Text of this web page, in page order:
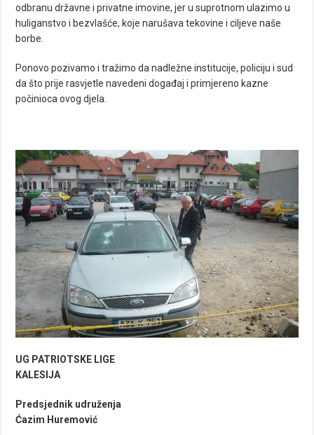
odbranu državne i privatne imovine, jer u suprotnom ulazimo u
huliganstvo i bezvlašće, koje narušava tekovine i ciljeve naše
borbe.
Ponovo pozivamo i tražimo da nadležne institucije, policiju i sud
da što prije rasvjetle navedeni događaj i primjereno kazne
počinioca ovog djela.
UG PATRIOTSKE LIGE
KALESIJA
Predsjednik udruženja
Ćazim Huremović